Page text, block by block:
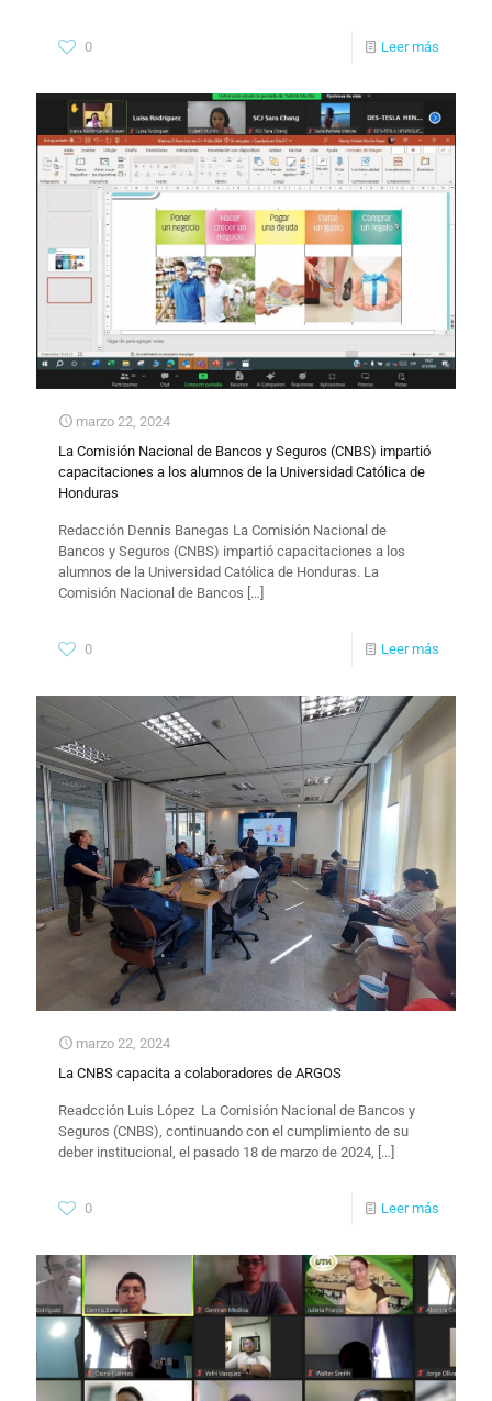
0 Leer más
marzo 22, 2024
La Comisión Nacional de Bancos y Seguros (CNBS) impartió
capacitaciones a los alumnos de la Universidad Católica de
Honduras
Redacción Dennis Banegas La Comisión Nacional de
Bancos y Seguros (CNBS) impartió capacitaciones a los
alumnos de la Universidad Católica de Honduras. La
Comisión Nacional de Bancos […]
0 Leer más
marzo 22, 2024
La CNBS capacita a colaboradores de ARGOS
Readcción Luis López La Comisión Nacional de Bancos y
Seguros (CNBS), continuando con el cumplimiento de su
deber institucional, el pasado 18 de marzo de 2024, […]
0 Leer más